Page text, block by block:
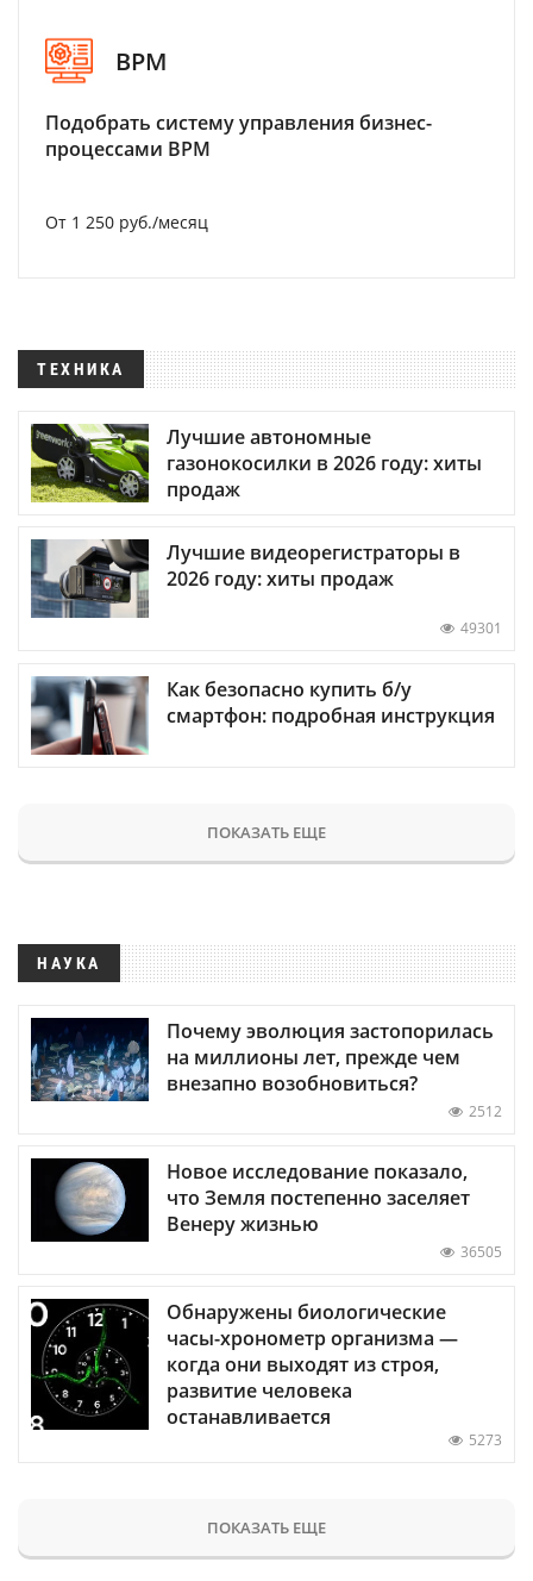
BPM
Подобрать систему управления бизнес-
процессами BPM
От 1 250 руб./месяц
ТЕХНИКА
Лучшие автономные
газонокосилки в 2026 году: хиты
продаж
Лучшие видеорегистраторы в
2026 году: хиты продаж
49301
Как безопасно купить б/у
смартфон: подробная инструкция
ПОКАЗАТЬ ЕЩЕ
НАУКА
Почему эволюция застопорилась
на миллионы лет, прежде чем
внезапно возобновиться?
2512
Новое исследование показало,
что Земля постепенно заселяет
Венеру жизнью
36505
Обнаружены биологические
часы-хронометр организма —
когда они выходят из строя,
развитие человека
останавливается
5273
ПОКАЗАТЬ ЕЩЕ